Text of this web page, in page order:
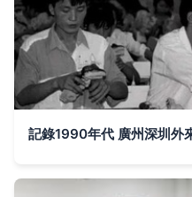
記錄1990年代 廣州深圳外